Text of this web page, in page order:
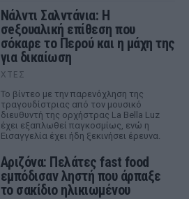
Νάλντι Σαλντάνια: Η
σeξουαλική επίθεση που
σόκαρε το Περού και η μάχη της
για δικαίωση
ΧΤΕΣ
Το βίντεο με την παρενόχληση της
τραγουδίστριας από τον μουσικό
διευθυντή της ορχήστρας La Bella Luz
έχει εξαπλωθεί παγκοσμίως, ενώ η
Εισαγγελία έχει ήδη ξεκινήσει έρευνα.
Αριζόνα: Πελάτες fast food
εμπόδισαν ληστή που άρπαξε
το σακίδιο ηλικιωμένου